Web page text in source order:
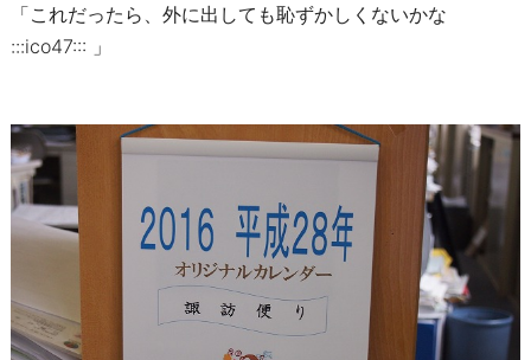
「これだったら、外に出しても恥ずかしくないかな
:::ico47::: 」